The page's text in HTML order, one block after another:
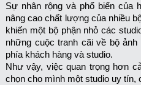
Sự nhân rộng và phổ biến của
nâng cao chất lượng của nhiều
khiến một bộ phận nhỏ các
những cuộc tranh cãi về bộ
phía khách hàng và studio.
Như vậy, việc quan trọng hơn
chọn cho mình một studio uy